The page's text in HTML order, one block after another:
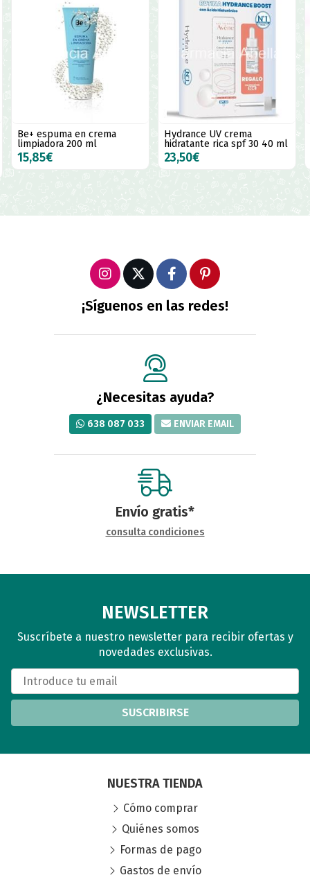
Hydrance UV crema
hidratante rica spf 30 40 ml
23,50€
La roche Posay effaclar
duo+M parches 22 uni
14,50€
¡Síguenos en las redes!
¿Necesitas ayuda?
638 087 033 ENVIAR EMAIL
Envío gratis*
consulta condiciones
NEWSLETTER
Suscríbete a nuestro newsletter para recibir ofertas y
novedades exclusivas.
SUSCRIBIRSE
NUESTRA TIENDA
Cómo comprar
Quiénes somos
Formas de pago
Gastos de envío